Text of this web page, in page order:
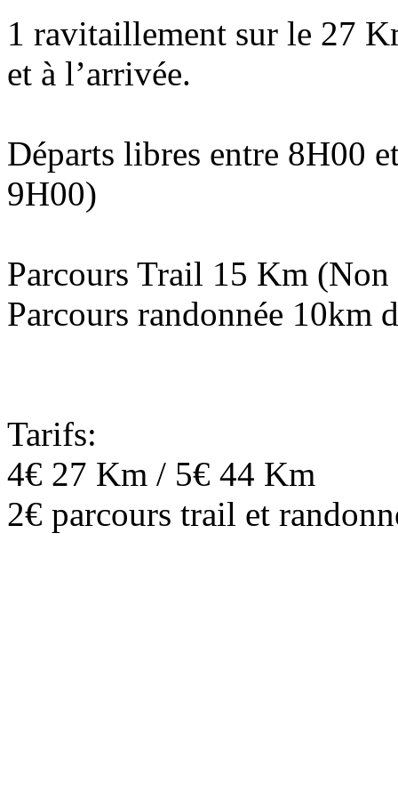
1 ravitaillement sur le 27
et à l’arrivée.
Départs libres entre 8H00
9H00)
Parcours Trail 15 Km
Parcours randonnée 10km
Tarifs:
4€ 27 Km / 5€ 44 Km
2€ parcours trail et